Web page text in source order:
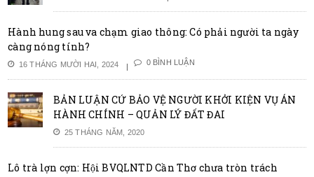
Hành hung sau va chạm giao thông: Có phải người ta ngày
càng nóng tính?
16 THÁNG MƯỜI HAI, 2024 0 BÌNH LUẬN
BẢN LUẬN CỨ BẢO VỆ NGƯỜI KHỞI KIỆN VỤ ÁN
HÀNH CHÍNH – QUẢN LÝ ĐẤT ĐAI
25 THÁNG NĂM, 2020
Lô trà lợn cợn: Hội BVQLNTD Cần Thơ chưa tròn trách